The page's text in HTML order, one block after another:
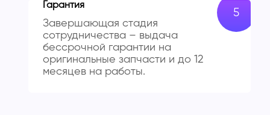
Гарантия
Завершающая стадия
сотрудничества – выдача
бессрочной гарантии на
оригинальные запчасти и до 12
месяцев на работы.